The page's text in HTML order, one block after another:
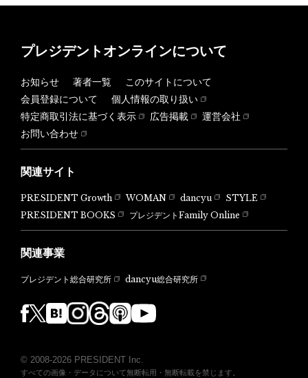
プレジデントオンラインについて
お知らせ 著者一覧
このサイトについて
会員登録について
個人情報の取り扱い
特定商取引法に基づく表示
広告掲載
運営会社
お問い合わせ
関連サイト
PRESIDENT Growth WOMAN dancyu
STYLE
PRESIDENT BOOKS
プレジデントFamily Online
関連事業
プレジデント総合研究所 dancyu総合研究所
© 2008-2026 PRESIDENT Inc.
すべての画像・データについて無断転用・無断転載を禁じます。